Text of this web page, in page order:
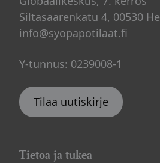
Siltasaarenkatu 4, 00530
info@syopapotilaat.fi
Y-tunnus: 0239008-1
Tilaa uutiskirje
Tietoa ja tukea